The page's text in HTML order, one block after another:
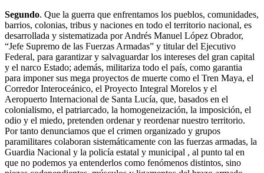
Segundo. Que la guerra que enfrentamos los pueblos, comunidades,
barrios, colonias, tribus y naciones en todo el territorio nacional, es
desarrollada y sistematizada por Andrés Manuel López Obrador,
“Jefe Supremo de las Fuerzas Armadas” y titular del Ejecutivo
Federal, para garantizar y salvaguardar los intereses del gran capital
y el narco Estado; además, militariza todo el país, como garantia
para imponer sus mega proyectos de muerte como el Tren Maya, el
Corredor Interoceánico, el Proyecto Integral Morelos y el
Aeropuerto Internacional de Santa Lucía, que, basados en el
colonialismo, el patriarcado, la homogeneización, la imposición, el
odio y el miedo, pretenden ordenar y reordenar nuestro territorio.
Por tanto denunciamos que el crimen organizado y grupos
paramilitares colaboran sistemáticamente con las fuerzas armadas, la
Guardia Nacional y la policía estatal y municipal , al punto tal en
que no podemos ya entenderlos como fenómenos distintos, sino